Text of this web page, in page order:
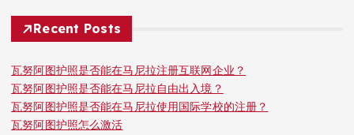
Recent Posts
瓦努阿图护照是否能在马尼拉注册互联网企业？
瓦努阿图护照是否能在马尼拉自由出入境？
瓦努阿图护照是否能在马尼拉使用国际学校的注册？
瓦努阿图护照怎么激活